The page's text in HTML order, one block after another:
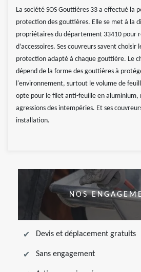
La société SOS Gouttières 33 a effectué la
protection des gouttières. Elle se met à la
propriétaires du département 33410 pour
d’accessoires. Ses couvreurs savent choisir
protection adapté à chaque gouttière. Le
dépend de la forme des gouttières à
l'environnement, surtout le volume de
opte pour le filet anti-feuille en aluminium,
agressions des intempéries. Et ses
installation.
NOS
Devis et déplacement gratuits
Sans engagement